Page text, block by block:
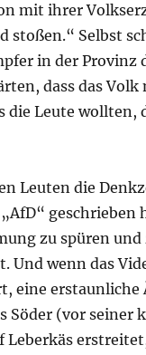
mit ihrer
stoßen.“ Selbst
in der Provinz
dass das
die Leute wollten,
Leuten die
geschrieben
zu spüren
Und wenn das
eine
Söder (vor seiner
Leberkäs